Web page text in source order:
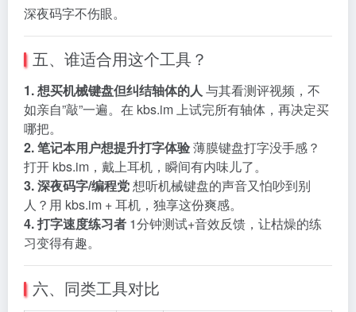
深夜码字不伤眼。
五、谁适合用这个工具？
1. 想买机械键盘但纠结轴体的人 与其看测评视频，不
如亲自”敲”一遍。在 kbs.im 上试完所有轴体，再决定买
哪把。
2. 笔记本用户想提升打字体验薄膜键盘打字没手感？
打开 kbs.im，戴上耳机，瞬间有内味儿了。
3. 深夜码字/编程党想听机械键盘的声音又怕吵到别
人？用 kbs.im + 耳机，独享这份爽感。
4. 打字速度练习者 1分钟测试+音效反馈，让枯燥的练
习变得有趣。
六、同类工具对比